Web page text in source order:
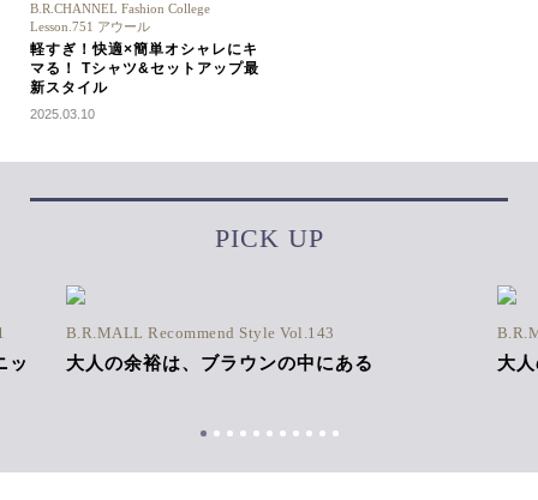
B.R.CHANNEL Fashion College
Lesson.751 アウール
軽すぎ！快適×簡単オシャレにキ
マる！ Tシャツ&セットアップ最
新スタイル
2025.03.10
PICK UP
ッ
B.R.MALL Recommend Style Vol.143
大人の余裕は、ブラウンの中にある 大